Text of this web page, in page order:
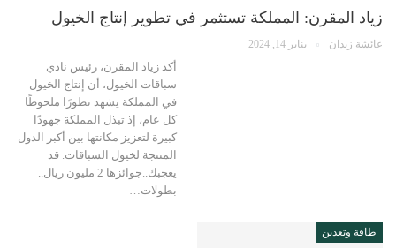
زياد المقرن: المملكة تستثمر في تطوير إنتاج الخيول
عائشة زيدان يناير 14, 2024
أكد زياد المقرن، رئيس نادي
سباقات الخيول، أن إنتاج الخيول
في المملكة يشهد تطورًا ملحوظًا
كل عام، إذ تبذل المملكة جهودًا
كبيرة لتعزيز مكانتها بين أكبر الدول
المنتجة لخيول السباقات. قد
يعجبك..جوائزها 2 مليون ريال..
بطولات…
طاقة وتعدين